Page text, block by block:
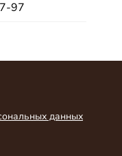
97
данных